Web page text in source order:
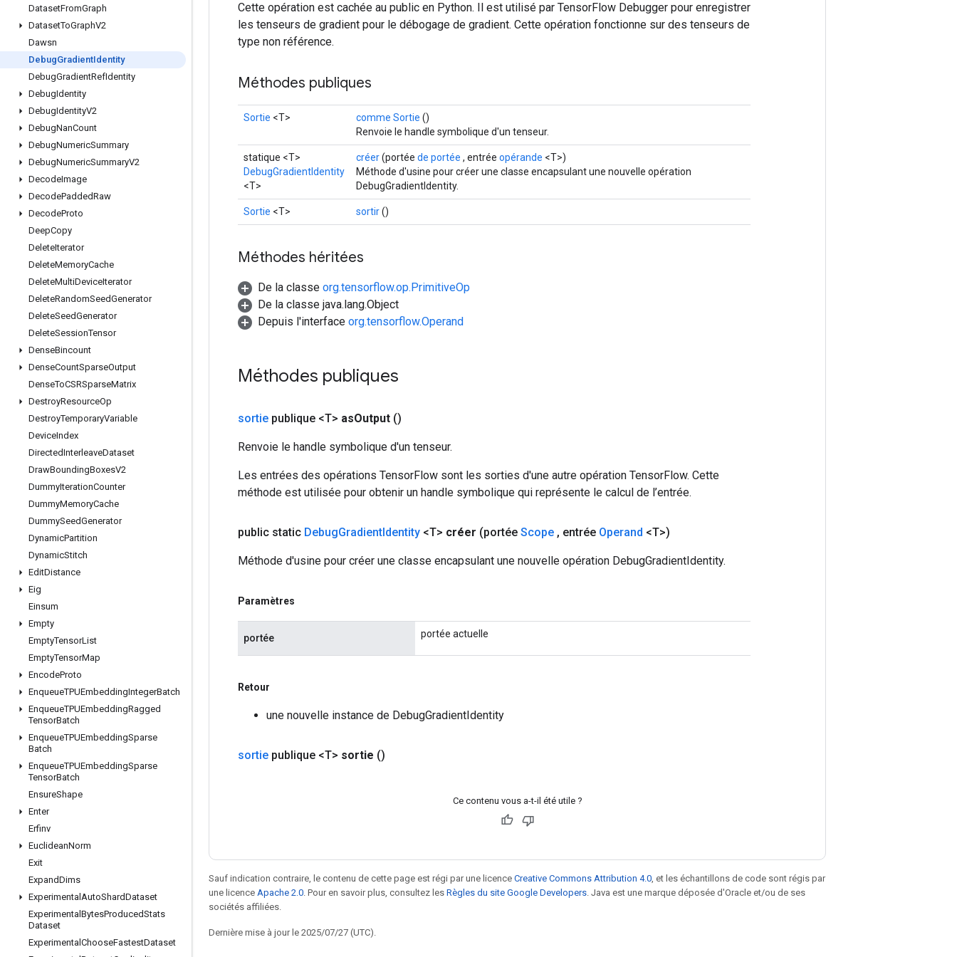
DatasetFromGraph
DatasetToGraphV2
Dawsn
DebugGradientIdentity
DebugGradientRefIdentity
DebugIdentity
DebugIdentityV2
DebugNanCount
DebugNumericSummary
DebugNumericSummaryV2
DecodeImage
DecodePaddedRaw
DecodeProto
DeepCopy
DeleteIterator
DeleteMemoryCache
DeleteMultiDeviceIterator
DeleteRandomSeedGenerator
DeleteSeedGenerator
DeleteSessionTensor
DenseBincount
DenseCountSparseOutput
DenseToCSRSparseMatrix
DestroyResourceOp
DestroyTemporaryVariable
DeviceIndex
DirectedInterleaveDataset
DrawBoundingBoxesV2
DummyIterationCounter
DummyMemoryCache
DummySeedGenerator
DynamicPartition
DynamicStitch
EditDistance
Eig
Einsum
Empty
EmptyTensorList
EmptyTensorMap
EncodeProto
EnqueueTPUEmbeddingIntegerBatch
EnqueueTPUEmbeddingRagged
TensorBatch
EnqueueTPUEmbeddingSparse
Batch
EnqueueTPUEmbeddingSparse
TensorBatch
EnsureShape
Enter
Erfinv
EuclideanNorm
Exit
ExpandDims
Experimental AutoShardDataset
Experimental BytesProducedStats
Dataset
Experimental ChooseFastestDataset
Cette opération est cachée au public en Python. Il est utilisé par TensorFlow Debugger pour enregistrer
les tenseurs de gradient pour le débogage de gradient. Cette opération fonctionne sur des tenseurs de
type non référence.
Méthodes publiques
Sortie <T> comme Sortie ()
Renvoie le handle symbolique d'un tenseur.
statique <T>
DebugGradientIdentity
<T>
créer(portée de portée , entrée opérande <T>)
Méthode d'usine pour créer une classe encapsulant une nouvelle opération
DebugGradientIdentity.
Sortie <T> sortir()
Méthodes héritées
De la classe org.tensorflow.op.PrimitiveOp
De la classe java.lang.Object
Depuis l'interface org.tensorflow.Operand
Méthodes publiques
sortie publique <T> asOutput ()
Renvoie le handle symbolique d'un tenseur.
Les entrées des opérations TensorFlow sont les sorties d'une autre opération TensorFlow. Cette
méthode est utilisée pour obtenir un handle symbolique qui représente le calcul de l’entrée.
public static DebugGradientIdentity <T> créer (portée Scope , entrée Operand <T>)
Méthode d'usine pour créer une classe encapsulant une nouvelle opération DebugGradientIdentity.
Paramètres
portée portée actuelle
Retour
une nouvelle instance de DebugGradientIdentity
sortie publique <T> sortie ()
Ce contenu vous a-t-il été utile ?
Sauf indication contraire, le contenu de cette page est régi par une licence Creative Commons Attribution 4.0 , et les échantillons de code sont régis par
une licence Apache 2.0 . Pour en savoir plus, consultez les Règles du site Google Developers . Java est une marque déposée d'Oracle et/ou de ses
sociétés affiliées.
Dernière mise à jour le 2025/07/27 (UTC).